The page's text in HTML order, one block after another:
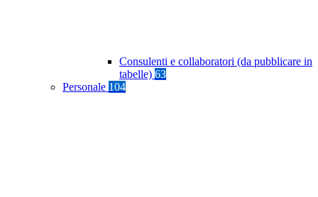
Consulenti e collaboratori (da pubblicare in
tabelle) 63
Personale 104